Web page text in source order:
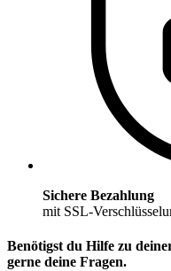
Sichere Bezahlung
mit SSL-
Benötigst du Hilfe zu
gerne deine Fragen.